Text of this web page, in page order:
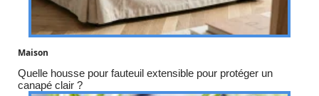
Maison
Quelle housse pour fauteuil extensible pour protéger un
canapé clair ?